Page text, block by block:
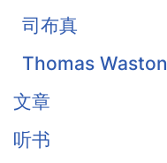
司布真
Thomas Waston
文章
听书